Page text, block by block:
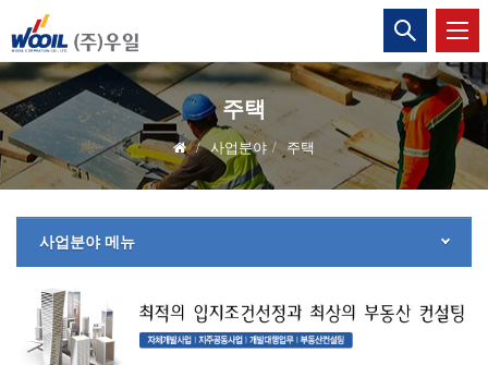
(주)
우
일
통
합
검
색
열
기
주택
사업분야 주택
사업분야 메뉴